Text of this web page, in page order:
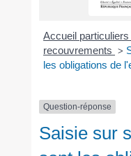
Accueil particuliers
recouvrements >
les obligations de
Question-réponse
Saisie sur